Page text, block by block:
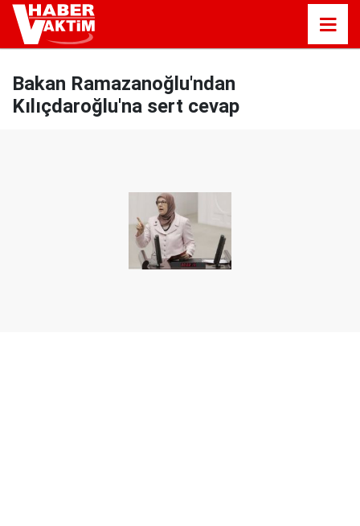
Bakan Ramazanoğlu'ndan
Kılıçdaroğlu'na sert cevap